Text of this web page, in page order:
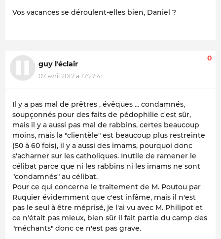
Vos vacances se déroulent-elles bien, Daniel ?
guy l'éclair
07 avril 2017 à 17:27:41
0
Il y a pas mal de prêtres , évêques ... condamnés,
soupçonnés pour des faits de pédophilie c'est sûr,
mais il y a aussi pas mal de rabbins, certes beaucoup
moins, mais la "clientèle" est beaucoup plus restreinte
(50 à 60 fois), il y a aussi des imams, pourquoi donc
s'acharner sur les catholiques. Inutile de ramener le
célibat parce que ni les rabbins ni les imams ne sont
"condamnés" au célibat.
Pour ce qui concerne le traitement de M. Poutou par
Ruquier évidemment que c'est infâme, mais il n'est
pas le seul à être méprisé, je l'ai vu avec M. Philipot et
ce n'était pas mieux, bien sûr il fait partie du camp des
"méchants" donc ce n'est pas grave.